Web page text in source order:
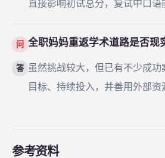
直接影响初试总分，复试中口语
问 全职妈妈重返学术道路是否现
答 虽然挑战较大，但已有不少成
目标、持续投入，并善用外部资
参考资料